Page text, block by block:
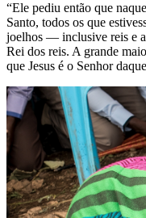
“Ele pediu então que
Santo, todos os que
joelhos — inclusive reis e
Rei dos reis. A grande
que Jesus é o Senhor